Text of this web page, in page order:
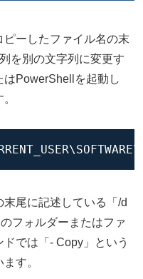
ーしたファイル名の末
を別の文字列に変更す
はPowerShellを起動し
尾に記述している「/d
フォルダーまたはファ
では「- Copy」という
す。